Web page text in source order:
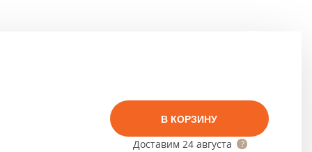
В КОРЗИНУ
Доставим24 августа